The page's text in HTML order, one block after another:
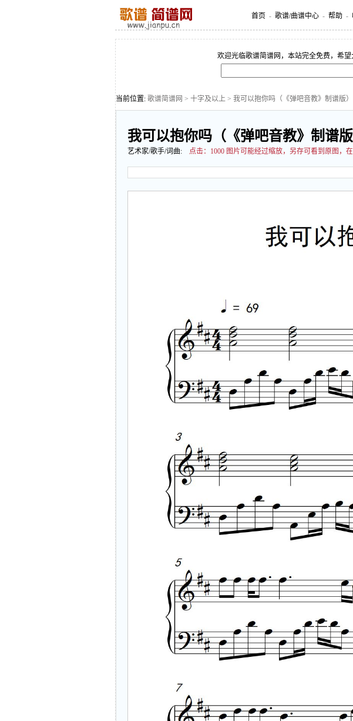
首页 - 歌谱/曲谱中心 - 帮助 -
欢迎光临歌谱简谱网，本站完全免费，希望
当前位置: 歌谱简谱网 > 十字及以上 > 我可以抱你吗（《弹吧音教》制谱版）
我可以抱你吗（《弹吧音教》制谱版
艺术家/歌手/词曲: 点击： 1000 图片可能经过缩放，另存可看到原图，